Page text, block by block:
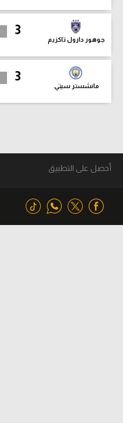
3
جوهور دارول تاكزيم
3
مانشستر سيتي
أحصل على التطبيق